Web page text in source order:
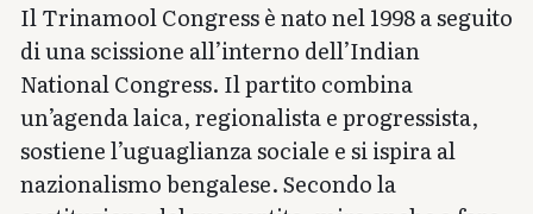
Il Trinamool Congress è nato nel 1998 a seguito
di una scissione all’interno dell’Indian
National Congress. Il partito combina
un’agenda laica, regionalista e progressista,
sostiene l’uguaglianza sociale e si ispira al
nazionalismo bengalese. Secondo la